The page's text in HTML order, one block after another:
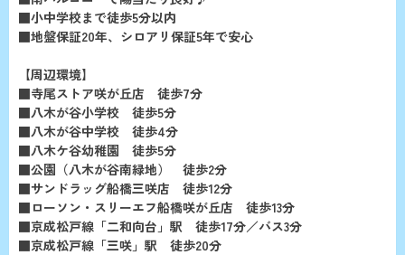
■小中学校まで徒歩5分以内
■地盤保証20年、シロアリ保証5年で安心
【周辺環境】
■寺尾ストア咲が丘店 徒歩7分
■八木が谷小学校 徒歩5分
■八木が谷中学校 徒歩4分
■八木ケ谷幼稚園 徒歩5分
■公園（八木が谷南緑地） 徒歩2分
■サンドラッグ船橋三咲店 徒歩12分
■ローソン・スリーエフ船橋咲が丘店 徒歩13分
■京成松戸線「二和向台」駅 徒歩17分／バス3分
■京成松戸線「三咲」駅 徒歩20分